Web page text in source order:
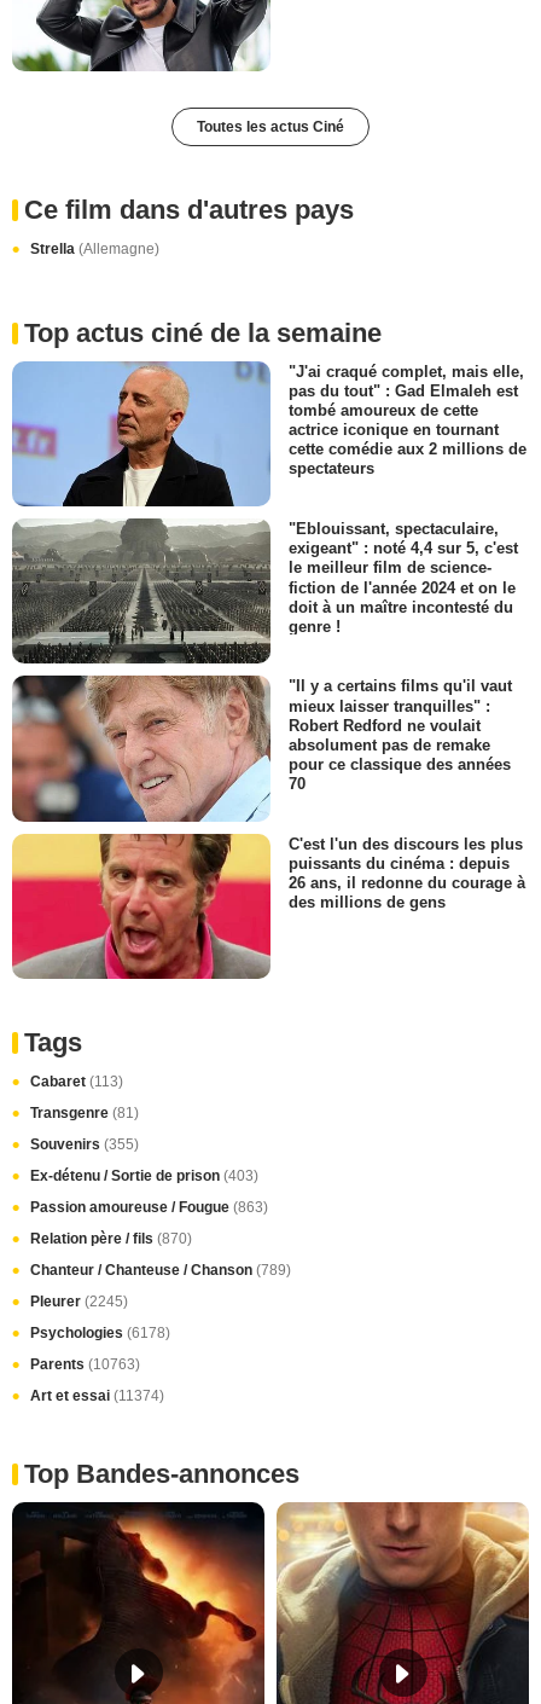
Toutes les actus Ciné
Ce film dans d'autres pays
Strella (Allemagne)
Top actus ciné de la semaine
"J'ai craqué complet, mais elle,
pas du tout" : Gad Elmaleh est
tombé amoureux de cette
actrice iconique en tournant
cette comédie aux 2 millions de
spectateurs
"Eblouissant, spectaculaire,
exigeant" : noté 4,4 sur 5, c'est
le meilleur film de science-
fiction de l'année 2024 et on le
doit à un maître incontesté du
genre !
"Il y a certains films qu'il vaut
mieux laisser tranquilles" :
Robert Redford ne voulait
absolument pas de remake
pour ce classique des années
70
C'est l'un des discours les plus
puissants du cinéma : depuis
26 ans, il redonne du courage à
des millions de gens
Tags
Cabaret (113)
Transgenre (81)
Souvenirs (355)
Ex-détenu / Sortie de prison (403)
Passion amoureuse / Fougue (863)
Relation père / fils (870)
Chanteur / Chanteuse / Chanson (789)
Pleurer (2245)
Psychologies (6178)
Parents (10763)
Art et essai (11374)
Top Bandes-annonces